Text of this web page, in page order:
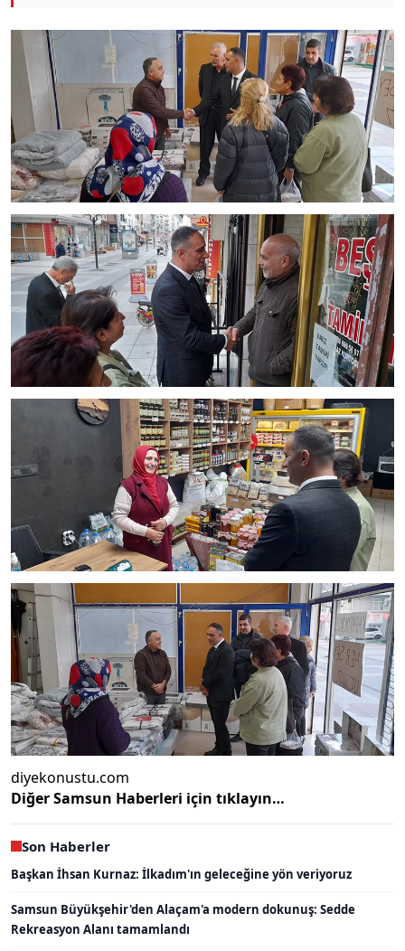
diyekonustu.com
Diğer Samsun Haberleri için tıklayın…
Son Haberler
Başkan İhsan Kurnaz: İlkadım'ın geleceğine yön veriyoruz
Samsun Büyükşehir'den Alaçam'a modern dokunuş: Sedde
Rekreasyon Alanı tamamlandı